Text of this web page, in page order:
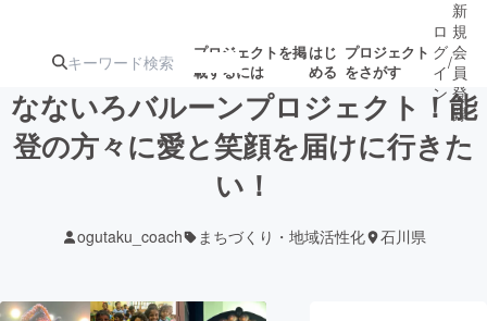
プロジェクトを掲
載するには
はじ
める
プロジェクト
をさがす
注目の新着プロ
ロ
グ
イ
ン
/
新
規
会
員
登
録
なないろバルーンプロジェクト！能
登の方々に愛と笑顔を届けに行きた
い！
ogutaku_coach まちづくり・地域活性化 石川県